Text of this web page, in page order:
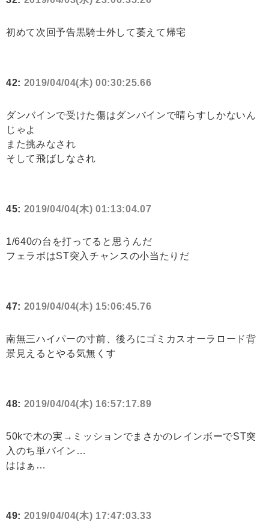
初めて次回予告黒騎士外して萎えて帰宅
42: 2019/04/04(木) 00:30:25.66
ダンバインで受けた傷はダンバインで晴らすしかないん
じゃよ
また挑みなされ
そして飛ばしなされ
45: 2019/04/04(木) 01:13:04.07
1/640の台を打ってると思うんだ
フェラボはST突入チャンスの小当たりだ
47: 2019/04/04(木) 15:06:45.76
南無三ハイパーの寸前、後ろにゴミカスオーラロード背
景見えるとやる気無くす
48: 2019/04/04(木) 16:57:17.89
50kで木の実→ミッションでまさかのレインボーでST突
入のち単バイン…
ははぁ…
49: 2019/04/04(木) 17:47:03.33